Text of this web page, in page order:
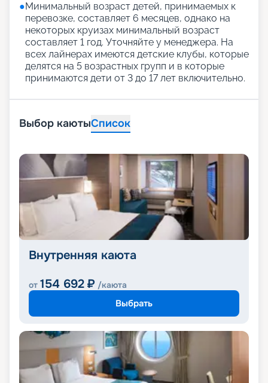
●Минимальный возраст детей, принимаемых к
перевозке, составляет 6 месяцев, однако на
некоторых круизах минимальный возраст
составляет 1 год. Уточняйте у менеджера. На
всех лайнерах имеются детские клубы, которые
делятся на 5 возрастных групп и в которые
принимаются дети от 3 до 17 лет включительно.
Выбор каютыСписок
Внутренняя каюта
от 154 692 ₽ /каюта
Выбрать